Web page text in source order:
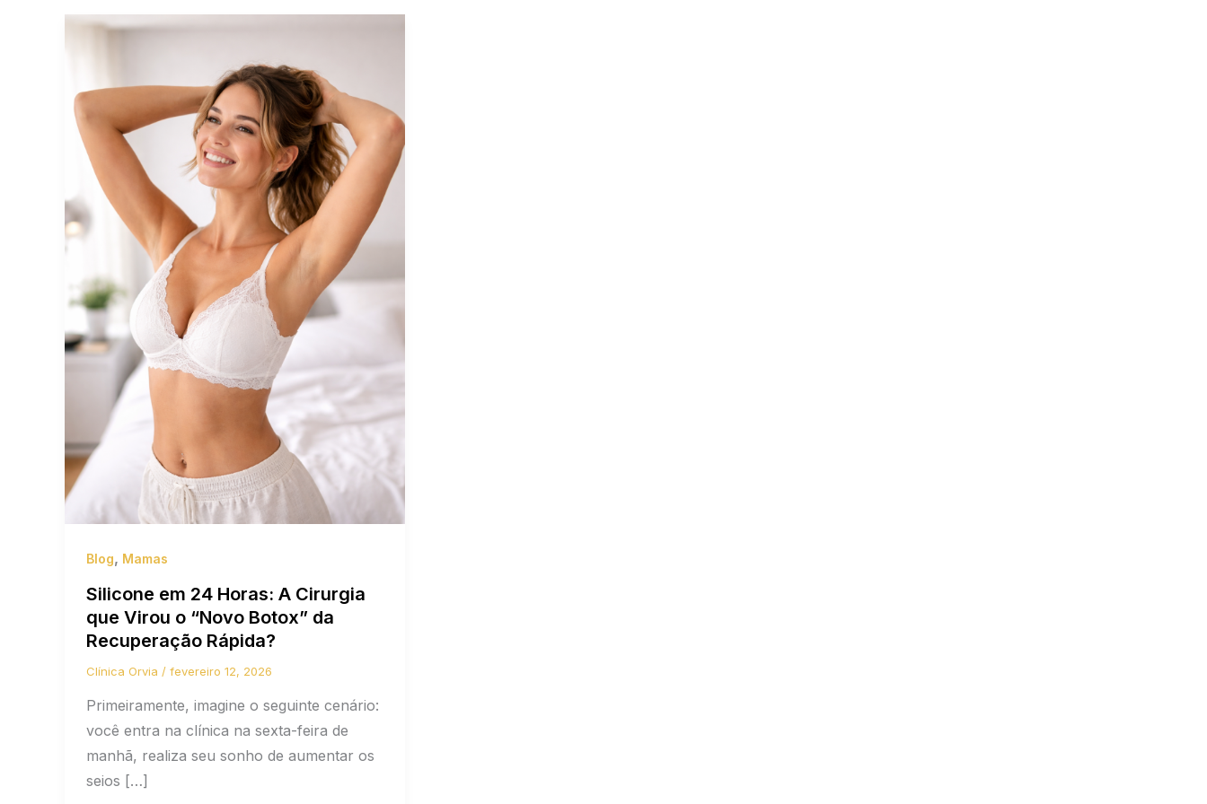
Blog, Mamas
Silicone em 24 Horas: A Cirurgia
que Virou o “Novo Botox” da
Recuperação Rápida?
Clínica Orvia / fevereiro 12, 2026
Primeiramente, imagine o seguinte cenário:
você entra na clínica na sexta-feira de
manhã, realiza seu sonho de aumentar os
seios […]